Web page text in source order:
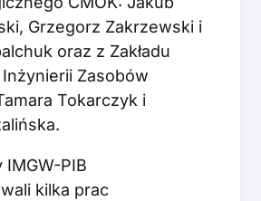
Grzegorz Zakrzewski i
oraz z Zakładu
Zasobów
Tokarczyk i
PIB
kilka prac